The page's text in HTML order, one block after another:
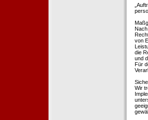
von
die
und
Für
Wir